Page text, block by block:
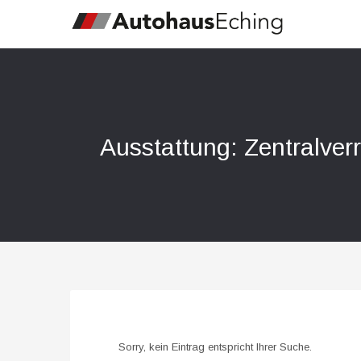
Ausstattung:
Sorry, kein Eintrag entspricht Ihrer Suche.